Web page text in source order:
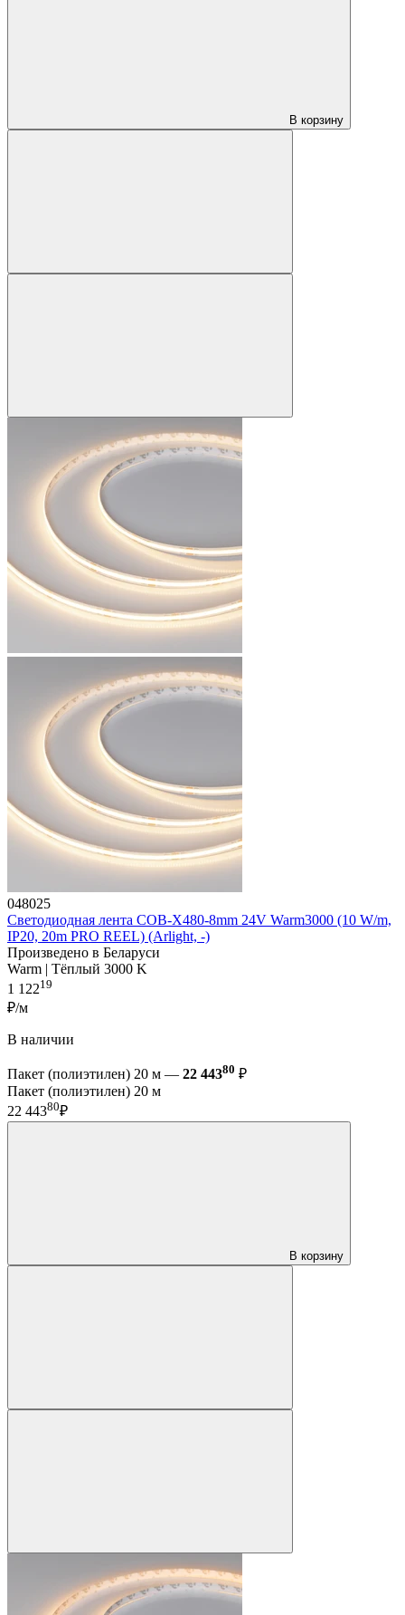
В корзину
048025
Светодиодная лента COB-X480-8mm 24V Warm3000 (10 W/m,
IP20, 20m PRO REEL) (Arlight, -)
Произведено в Беларуси
Warm | Тёплый 3000 K
1 12219
₽/м
В наличии
Пакет (полиэтилен) 20 м — 22 44380 ₽
Пакет (полиэтилен) 20 м
22 44380₽
В корзину